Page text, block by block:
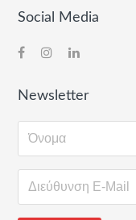
Social Media
Newsletter